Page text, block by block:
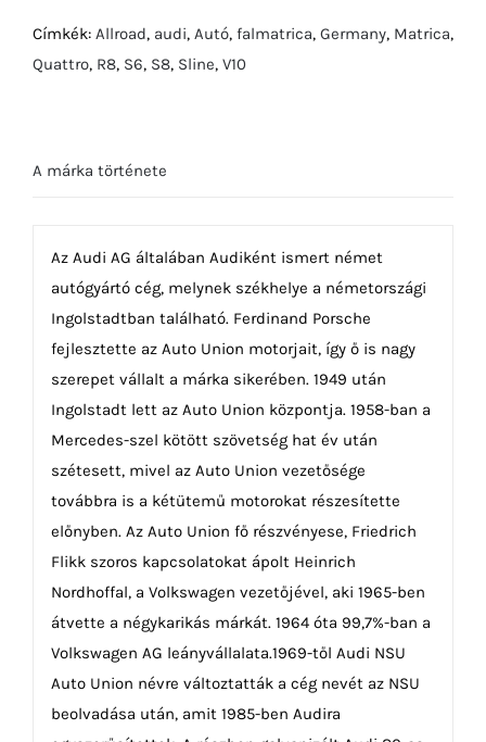
Sportback
hátulról
Címkék: Allroad, audi, Autó, falmatrica, Germany, Matrica,
Quattro, R8, S6, S8, Sline, V10
A márka története
Az Audi AG általában Audiként ismert német
autógyártó cég, melynek székhelye a németországi
Ingolstadtban található. Ferdinand Porsche
fejlesztette az Auto Union motorjait, így ő is nagy
szerepet vállalt a márka sikerében. 1949 után
Ingolstadt lett az Auto Union központja. 1958-ban a
Mercedes-szel kötött szövetség hat év után
szétesett, mivel az Auto Union vezetősége
továbbra is a kétütemű motorokat részesítette
előnyben. Az Auto Union fő részvényese, Friedrich
Flikk szoros kapcsolatokat ápolt Heinrich
Nordhoffal, a Volkswagen vezetőjével, aki 1965-ben
átvette a négykarikás márkát. 1964 óta 99,7%-ban a
Volkswagen AG leányvállalata.1969-től Audi NSU
Auto Union névre változtatták a cég nevét az NSU
beolvadása után, amit 1985-ben Audira